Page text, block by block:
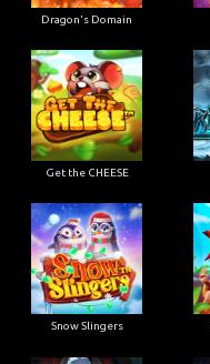
Dragon's Domain
Get the CHEESE
Snow Slingers